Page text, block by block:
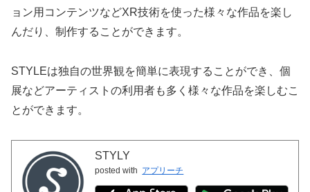
ョン用コンテンツなどXR技術を使った様々な作品を楽し
んだり、制作することができます。
STYLEは独自の世界観を簡単に表現することができ、個
展などアーティストの利用者も多く様々な作品を楽しむこ
とができます。
STYLY
posted with アプリーチ